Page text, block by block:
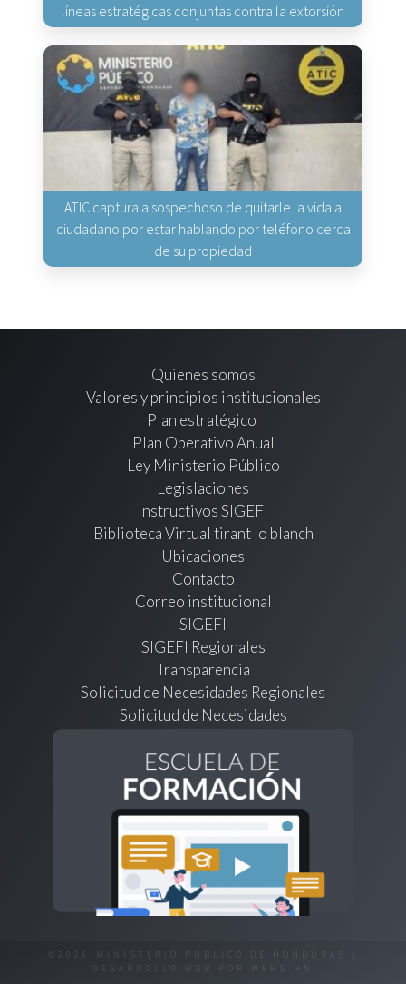
líneas estratégicas conjuntas contra la extorsión
ATIC captura a sospechoso de quitarle la vida a
ciudadano por estar hablando por teléfono cerca
de su propiedad
Quienes somos
Valores y principios institucionales
Plan estratégico
Plan Operativo Anual
Ley Ministerio Público
Legislaciones
Instructivos SIGEFI
Biblioteca Virtual tirant lo blanch
Ubicaciones
Contacto
Correo institucional
SIGEFI
SIGEFI Regionales
Transparencia
Solicitud de Necesidades Regionales
Solicitud de Necesidades
©2026 MINISTERIO PÚBLICO DE HONDURAS |
DESARROLLO WEB POR
WEBS.HN